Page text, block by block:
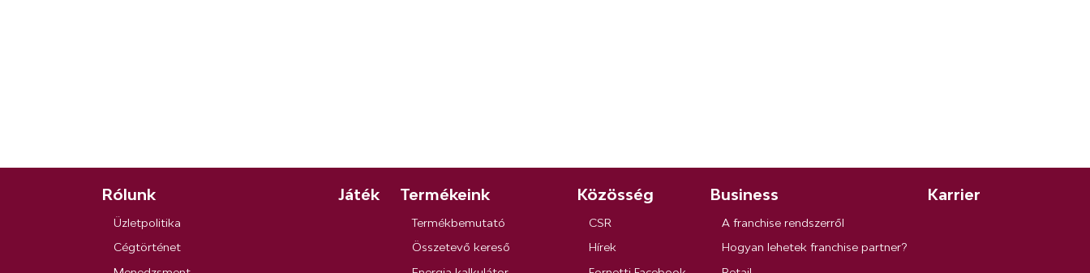
Rólunk
Üzletpolitika
Cégtörténet
Játék Termékeink
Termékbemutató
Összetevő kereső
Közösség
CSR
Hírek
Business
A franchise rendszerről
Hogyan lehetek franchise partner?
Karrier